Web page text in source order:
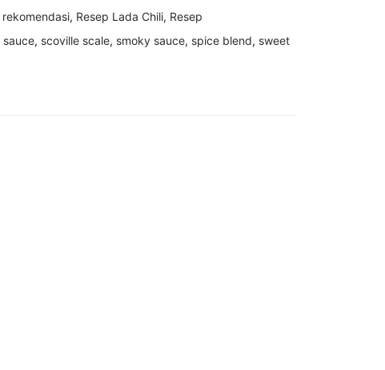
rekomendasi, Resep Lada Chili, Resep
sauce, scoville scale, smoky sauce, spice blend, sweet